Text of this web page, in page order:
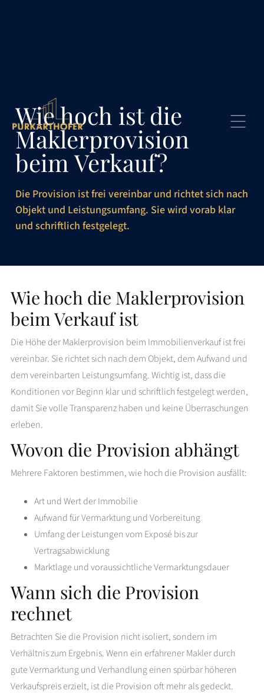
Wie hoch ist die
Maklerprovision
beim Verkauf?
Die Provision ist frei vereinbar und richtet sich nach
Objekt und Leistungsumfang. Sie wird vorab klar
und schriftlich festgelegt.
Wie hoch die Maklerprovision
beim Verkauf ist
Die Höhe der Maklerprovision beim Immobilienverkauf ist frei
vereinbar. Sie richtet sich nach dem Objekt, dem Aufwand und
dem vereinbarten Leistungsumfang. Wichtig ist, dass die
Konditionen vor Beginn klar und schriftlich festgelegt werden,
damit Sie volle Transparenz haben und keine Überraschungen
erleben.
Wovon die Provision abhängt
Mehrere Faktoren bestimmen, wie hoch die Provision ausfällt:
Art und Wert der Immobilie
Aufwand für Vermarktung und Vorbereitung
Umfang der Leistungen vom Exposé bis zur
Vertragsabwicklung
Marktlage und voraussichtliche Vermarktungsdauer
Wann sich die Provision
rechnet
Betrachten Sie die Provision nicht isoliert, sondern im
Verhältnis zum Ergebnis. Wenn ein erfahrener Makler durch
gute Vermarktung und Verhandlung einen spürbar höheren
Verkaufspreis erzielt, ist die Provision oft mehr als gedeckt.